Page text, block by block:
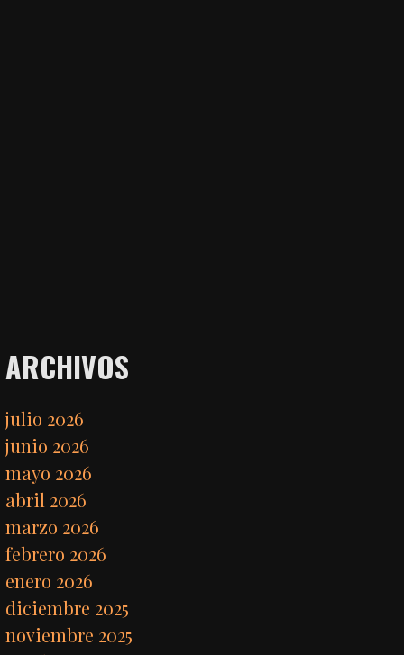
ARCHIVOS
julio 2026
junio 2026
mayo 2026
abril 2026
marzo 2026
febrero 2026
enero 2026
diciembre 2025
noviembre 2025